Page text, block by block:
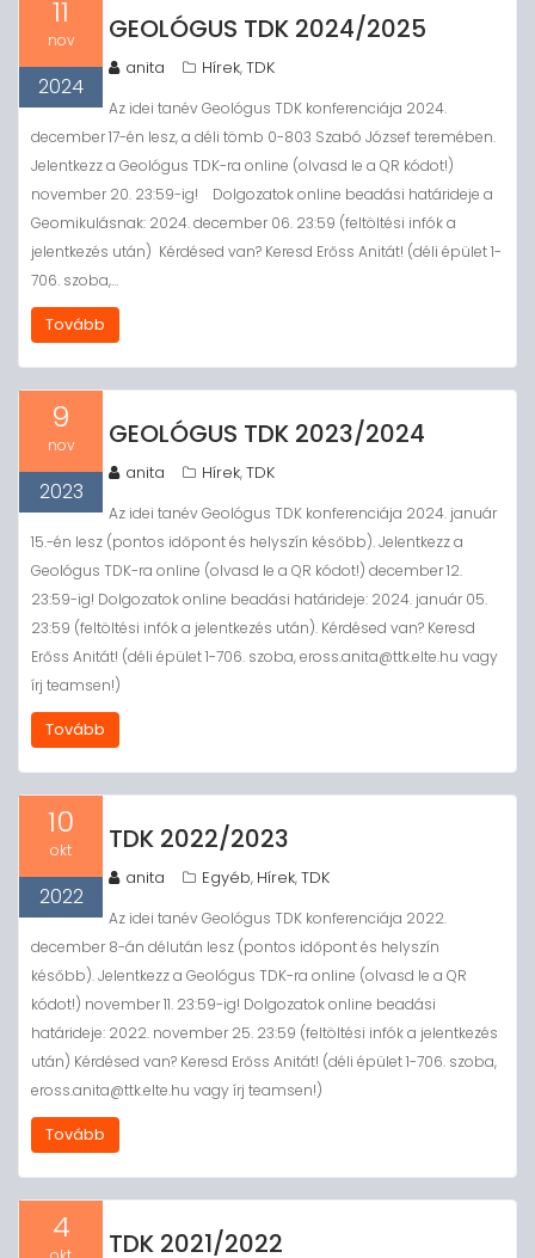
11
nov
2024
GEOLÓGUS TDK 2024/2025
anita Hírek,TDK
Az idei tanév Geológus TDK konferenciája 2024.
december 17-én lesz, a déli tömb 0-803 Szabó József teremében.
Jelentkezz a Geológus TDK-ra online (olvasd le a QR kódot!)
november 20. 23:59-ig! Dolgozatok online beadási határideje a
Geomikulásnak: 2024. december 06. 23:59 (feltöltési infók a
jelentkezés után) Kérdésed van? Keresd Erőss Anitát! (déli épület 1-
706. szoba,…
Tovább
9
nov
2023
GEOLÓGUS TDK 2023/2024
anita Hírek,TDK
Az idei tanév Geológus TDK konferenciája 2024. január
15.-én lesz (pontos időpont és helyszín később). Jelentkezz a
Geológus TDK-ra online (olvasd le a QR kódot!) december 12.
23:59-ig! Dolgozatok online beadási határideje: 2024. január 05.
23:59 (feltöltési infók a jelentkezés után). Kérdésed van? Keresd
Erőss Anitát! (déli épület 1-706. szoba, eross.anita@ttk.elte.hu vagy
írj teamsen!)
Tovább
10
okt
2022
TDK 2022/2023
anita Egyéb, Hírek,TDK
Az idei tanév Geológus TDK konferenciája 2022.
december 8-án délután lesz (pontos időpont és helyszín
később). Jelentkezz a Geológus TDK-ra online (olvasd le a QR
kódot!) november 11. 23:59-ig! Dolgozatok online beadási
határideje: 2022. november 25. 23:59 (feltöltési infók a jelentkezés
után) Kérdésed van? Keresd Erőss Anitát! (déli épület 1-706. szoba,
eross.anita@ttk.elte.hu vagy írj teamsen!)
Tovább
4 TDK 2021/2022